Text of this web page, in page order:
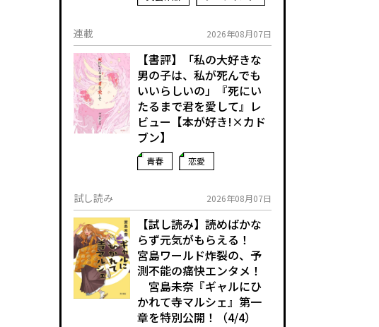
連載 2026年08月07日
【書評】「私の大好きな
男の子は、私が死んでも
いいらしいの」――『死にい
たるまで君を愛して』レ
ビュー【本が好き!×カド
ブン】
青春 恋愛
試し読み 2026年08月07日
【試し読み】読めばかな
らず元気がもらえる！
宮島ワールド炸裂の、予
測不能の痛快エンタメ！
宮島未奈『ギャルにひ
かれて寺マルシェ』第一
章を特別公開！（4/4）